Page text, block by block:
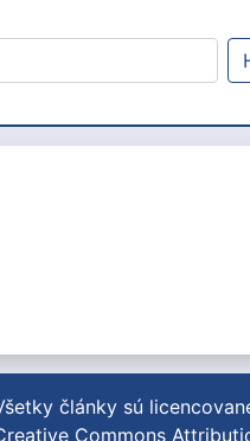
články sú
Commons